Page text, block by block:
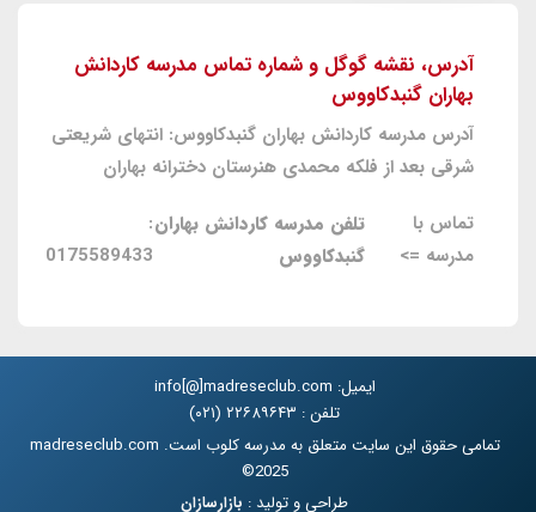
آدرس، نقشه گوگل و شماره تماس مدرسه کاردانش
بهاران گنبدکاووس
آدرس مدرسه کاردانش بهاران گنبدکاووس: انتهای شریعتی
شرقی بعد از فلکه محمدی هنرستان دخترانه بهاران
تماس با
مدرسه =>
تلفن مدرسه کاردانش بهاران
گنبدکاووس
:
0175589433
ایمیل: info[@]madreseclub.com
تلفن : ۲۲۶۸۹۶۴۳ (۰۲۱)
تمامی حقوق این سایت متعلق به مدرسه کلوب است. madreseclub.com
2025©
طراحی و تولید : بازارسازان